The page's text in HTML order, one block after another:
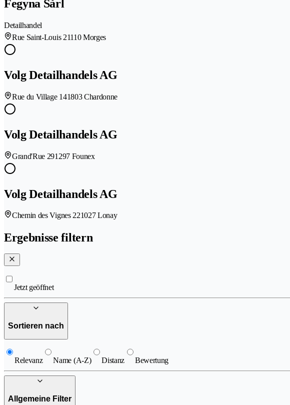
Fegyna Sàrl
Detailhandel
Rue Saint-Louis 21110 Morges
Volg Detailhandels AG
Rue du Village 141803 Chardonne
Volg Detailhandels AG
Grand'Rue 291297 Founex
Volg Detailhandels AG
Chemin des Vignes 221027 Lonay
Ergebnisse filtern
Jetzt geöffnet
Sortieren nach
Relevanz Name (A-Z) Distanz Bewertung
Allgemeine Filter